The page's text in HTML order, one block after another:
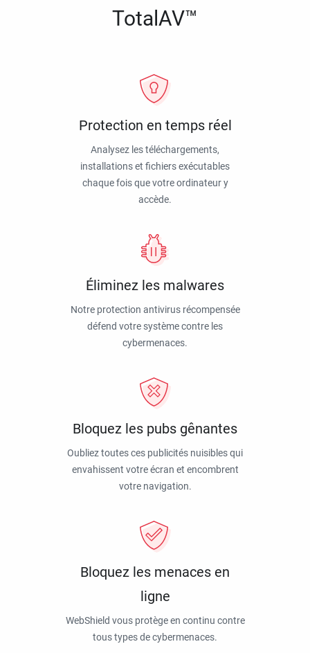
TotalAV™
Protection en temps réel
Analysez les téléchargements,
installations et fichiers exécutables
chaque fois que votre ordinateur y
accède.
Éliminez les malwares
Notre protection antivirus récompensée
défend votre système contre les
cybermenaces.
Bloquez les pubs gênantes
Oubliez toutes ces publicités nuisibles qui
envahissent votre écran et encombrent
votre navigation.
Bloquez les menaces en
ligne
WebShield vous protège en continu contre
tous types de cybermenaces.